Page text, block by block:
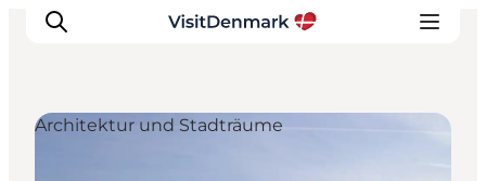
Architektur und Stadträume